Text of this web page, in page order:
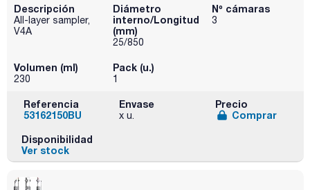
Descripción
All-layer sampler,
V4A
Diámetro
interno/Longitud
(mm)
25/850
Nº cámaras
3
Volumen (ml)
230
Pack (u.)
1
Referencia
53162150BU
Envase
x u.
Precio
Comprar
Disponibilidad
Ver stock